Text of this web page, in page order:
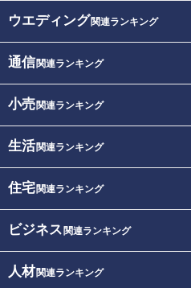
ウエディング関連ランキング
通信関連ランキング
小売関連ランキング
生活関連ランキング
住宅関連ランキング
ビジネス 関連ランキング
人材関連ランキング